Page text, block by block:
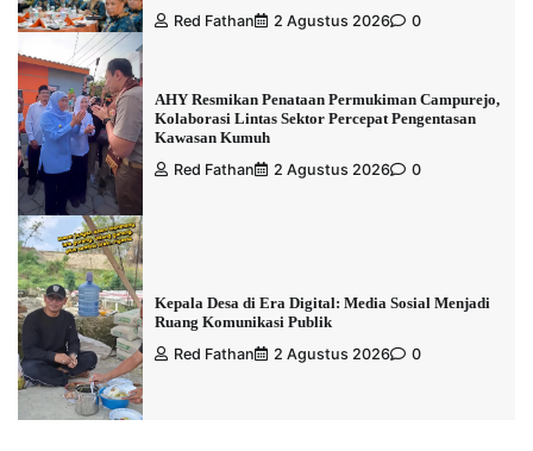
Red Fathan
2 Agustus 2026 0
AHY Resmikan Penataan Permukiman Campurejo,
Kolaborasi Lintas Sektor Percepat Pengentasan
Kawasan Kumuh
Red Fathan
2 Agustus 2026 0
Kepala Desa di Era Digital: Media Sosial Menjadi
Ruang Komunikasi Publik
Red Fathan
2 Agustus 2026 0